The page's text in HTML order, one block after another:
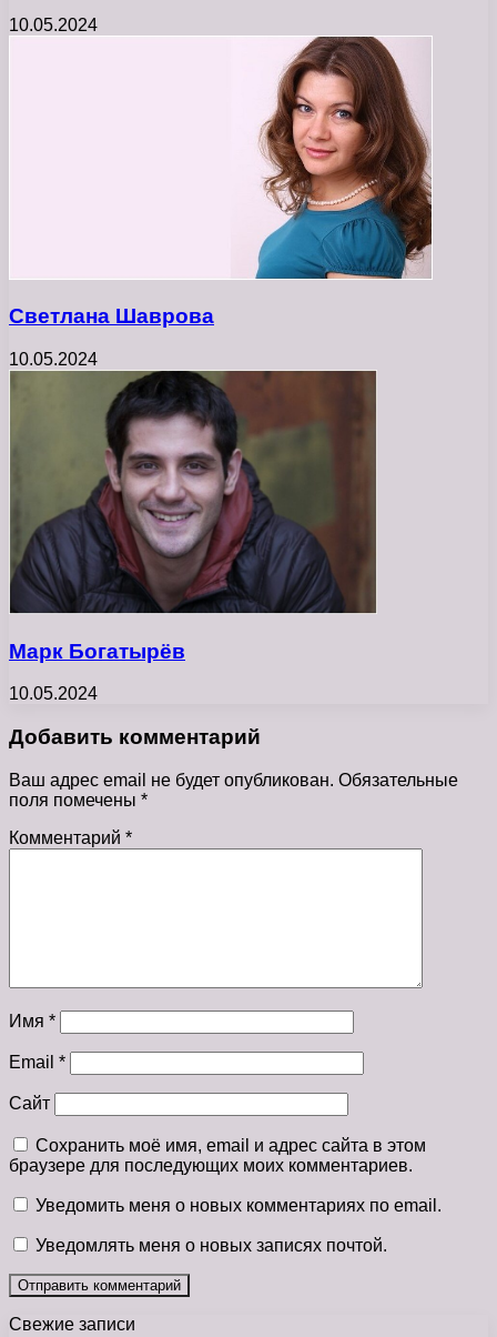
10.05.2024
Светлана Шаврова
10.05.2024
Марк Богатырёв
10.05.2024
Добавить комментарий
Ваш адрес email не будет опубликован. Обязательные
поля помечены *
Комментарий *
Имя *
Email *
Сайт
Сохранить моё имя, email и адрес сайта в этом
браузере для последующих моих комментариев.
Уведомить меня о новых комментариях по email.
Уведомлять меня о новых записях почтой.
Свежие записи